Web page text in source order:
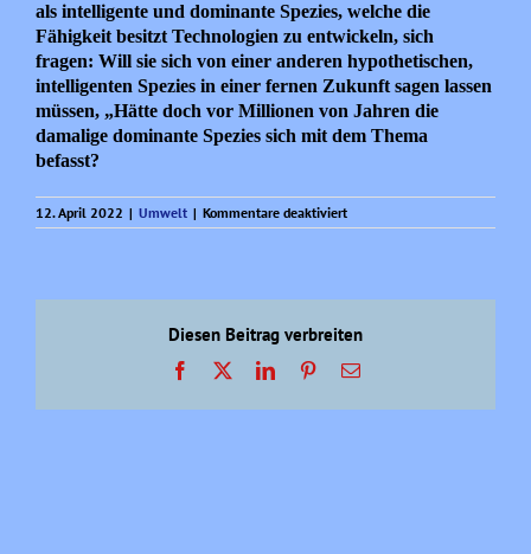
als intelligente und dominante Spezies, welche die
Fähigkeit besitzt Technologien zu entwickeln, sich
fragen: Will sie sich von einer anderen hypothetischen,
intelligenten Spezies in einer fernen Zukunft sagen lassen
müssen, „Hätte doch vor Millionen von Jahren die
damalige dominante Spezies sich mit dem Thema
befasst?
12. April 2022 | Umwelt | Kommentare deaktiviertfür
Meine
Zukunft
Planeten!
Diesen Beitrag verbreiten
Facebook LinkedInPinterest
E-